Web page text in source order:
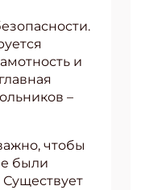
и
–
чтобы
были